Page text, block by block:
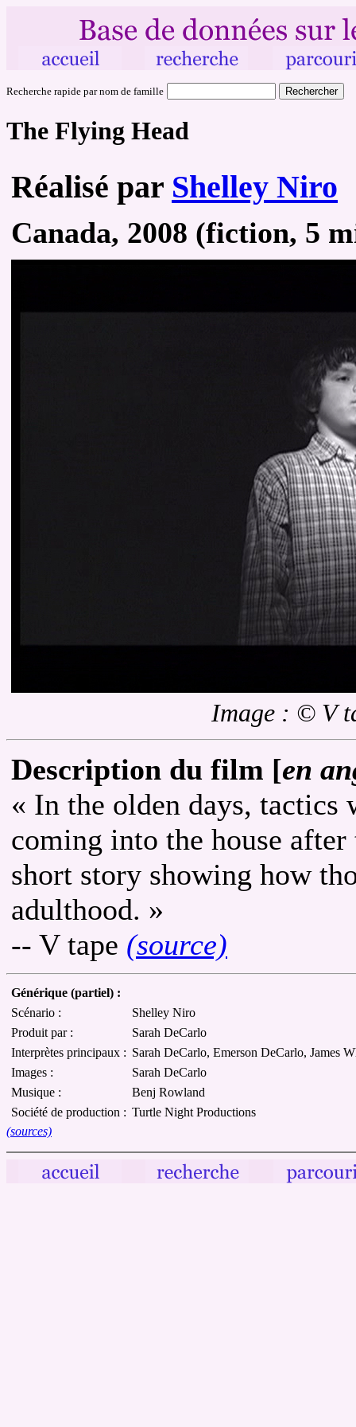
Recherche rapide par nom de famille
The Flying Head
Réalisé par Shelley Niro
Canada, 2008 (fiction, 5
Image : © V
Description du film [en
« In the olden days, tactics
coming into the house
short story showing how
adulthood. »
-- V tape (source)
Générique (partiel) :
Scénario :
Shelley Niro
Produit par :
Sarah DeCarlo
Interprètes principaux : Sarah DeCarlo, Emerson DeCarlo, James
Images :
Sarah DeCarlo
Musique :
Benj Rowland
Société de production : Turtle Night Productions
(sources)